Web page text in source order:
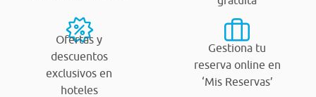
Ofertas y
descuentos
exclusivos en
hoteles
Gestiona tu
reserva online en
‘Mis Reservas’